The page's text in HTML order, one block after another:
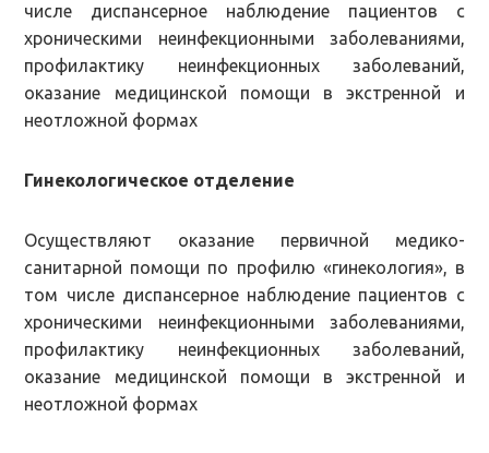
числе диспансерное наблюдение пациентов с
хроническими неинфекционными заболеваниями,
профилактику неинфекционных заболеваний,
оказание медицинской помощи в экстренной и
неотложной формах
Гинекологическое отделение
Осуществляют оказание первичной медико-
санитарной помощи по профилю «гинекология», в
том числе диспансерное наблюдение пациентов с
хроническими неинфекционными заболеваниями,
профилактику неинфекционных заболеваний,
оказание медицинской помощи в экстренной и
неотложной формах